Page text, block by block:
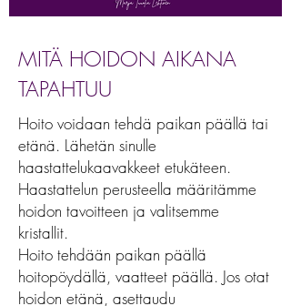
MITÄ HOIDON AIKANA
TAPAHTUU
Hoito voidaan tehdä paikan päällä tai
etänä. Lähetän sinulle
haastattelukaavakkeet etukäteen.
Haastattelun perusteella määritämme
hoidon tavoitteen ja valitsemme
kristallit.
Hoito tehdään paikan päällä
hoitopöydällä, vaatteet päällä. Jos otat
hoidon etänä, asettaudu